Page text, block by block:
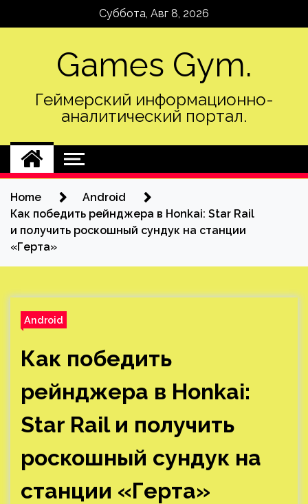
Суббота, Авг 8, 2026
Games Gym.
Геймерский информационно-
аналитический портал.
Home
Android
Как победить рейнджера в Honkai: Star Rail
и получить роскошный сундук на станции
«Герта»
Android
Как победить
рейнджера в Honkai:
Star Rail и получить
роскошный сундук на
станции «Герта»